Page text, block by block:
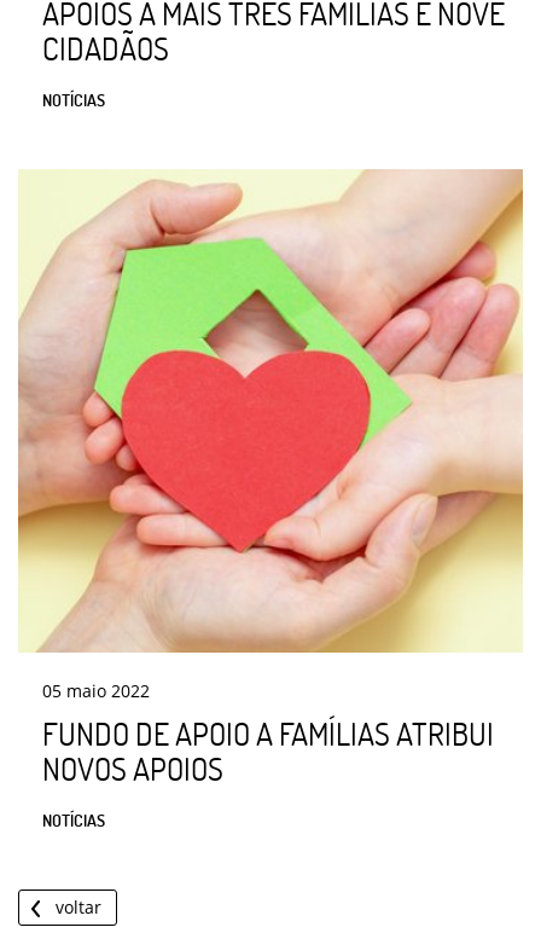
APOIOS A MAIS TRÊS FAMÍLIAS E NOVE
CIDADÃOS
NOTÍCIAS
05 maio 2022
FUNDO DE APOIO A FAMÍLIAS ATRIBUI
NOVOS APOIOS
NOTÍCIAS
voltar